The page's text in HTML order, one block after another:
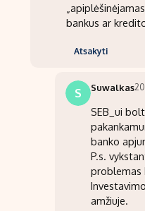
bankus ar
Atsakyti
S Suwalkas
SEB_ui
banko
P.s.
problemas
amžiuje.